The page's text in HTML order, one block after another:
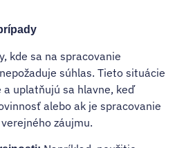
kde sa na spracovanie
súhlas. Tieto situácie
uplatňujú sa hlavne, keď
alebo ak je spracovanie
záujmu.